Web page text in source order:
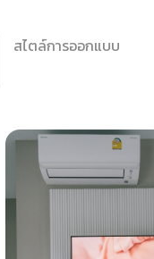
สไตล์การออกแบบ